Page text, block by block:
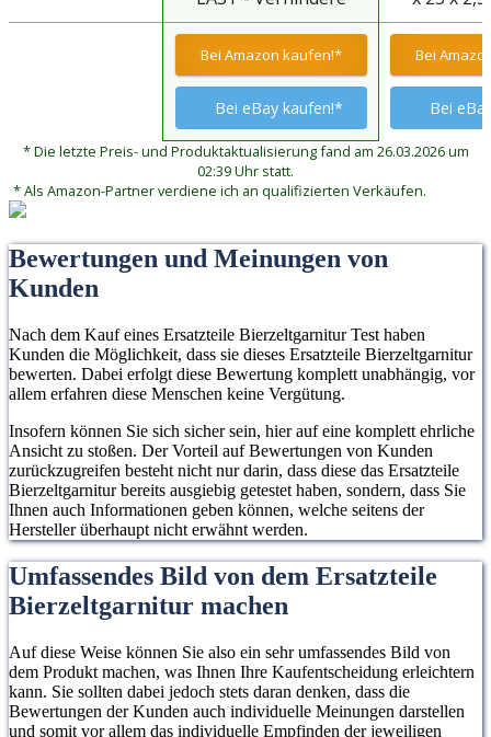
gezielte
Restauration. Diese
robusten
Ersatzuntergestelle
aus lackiertem
Metall mit den
Maßen 43 mal 23
nachhaltige Lösung
für abgenutzte oder
das Durchbiegen
Deiner Sitzflächen
bei hoher Belastung
durch eine
Verstärkung in der
Mitte oder den
Austausch alter
gegen Instabilität
auch bei vielen
Gästen sicher steht
wurden.
die bei
mit den
eine
stabile
Ihre
Bei Amazon kaufen!*
Bei eBay kaufen!*
Bei
Bei
* Die letzte Preis- und Produktaktualisierung fand am 26.03.2026 um
02:39 Uhr statt.
* Als Amazon-Partner verdiene ich an qualifizierten Verkäufen.
Bewertungen und Meinungen von
Kunden
Nach dem Kauf eines Ersatzteile Bierzeltgarnitur Test haben
Kunden die Möglichkeit, dass sie dieses Ersatzteile Bierzeltgarnitur
bewerten. Dabei erfolgt diese Bewertung komplett unabhängig, vor
allem erfahren diese Menschen keine Vergütung.
Insofern können Sie sich sicher sein, hier auf eine komplett ehrliche
Ansicht zu stoßen. Der Vorteil auf Bewertungen von Kunden
zurückzugreifen besteht nicht nur darin, dass diese das Ersatzteile
Bierzeltgarnitur bereits ausgiebig getestet haben, sondern, dass Sie
Ihnen auch Informationen geben können, welche seitens der
Hersteller überhaupt nicht erwähnt werden.
Umfassendes Bild von dem Ersatzteile
Bierzeltgarnitur machen
Auf diese Weise können Sie also ein sehr umfassendes Bild von
dem Produkt machen, was Ihnen Ihre Kaufentscheidung erleichtern
kann. Sie sollten dabei jedoch stets daran denken, dass die
Bewertungen der Kunden auch individuelle Meinungen darstellen
und somit vor allem das individuelle Empfinden der jeweiligen